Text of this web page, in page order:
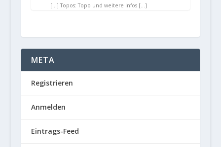
[…] Topos: Topo und weitere Infos […]
META
Registrieren
Anmelden
Eintrags-Feed